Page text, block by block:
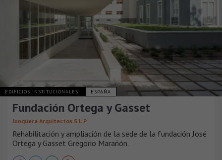
EDIFICIOS INSTITUCIONALES ESPAÑA
Fundación Ortega y Gasset
Junquera Arquitectos S.L.P
Rehabilitación y ampliación de la sede de la fundación José
Ortega y Gasset Gregorio Marañón.